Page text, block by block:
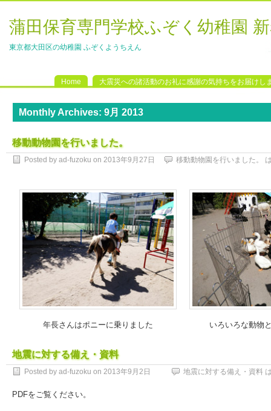
蒲田保育専門学校ふぞく幼稚園
東京都大田区の幼稚園 ふぞくようちえん
Home 大震災への諸活動のお礼に感謝の気持ちをお届けし
Monthly Archives: 9月 2013
移動動物園を行いました。
Posted by ad-fuzoku on 2013年9月27日 移動動物園を行いました。
年長さんはポニーに乗りました いろいろな動物
地震に対する備え・資料
Posted by ad-fuzoku on 2013年9月2日 地震に対する備え・資料
PDFをご覧ください。